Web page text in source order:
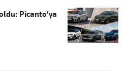
Picanto'ya